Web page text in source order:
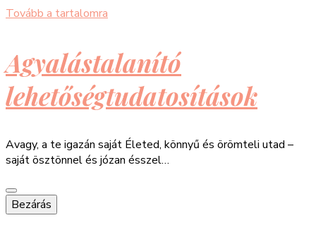
Tovább a tartalomra
Agyalástalanító
lehetőségtudatosítások
Avagy, a te igazán saját Életed, könnyű és örömteli utad –
saját ösztönnel és józan ésszel…
Bezárás